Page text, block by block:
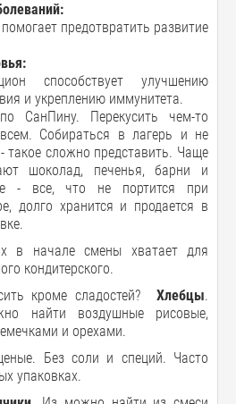
предотвратить развитие
способствует улучшению
и укреплению иммунитета.
СанПину. Перекусить чем-то
всем. Собираться в лагерь и не
такое сложно представить. Чаще
шоколад, печенья, барни и
- все, что не портится при
долго хранится и продается в
в начале смены хватает для
кондитерского.
кроме сладостей? Хлебцы.
найти воздушные рисовые,
и орехами.
Без соли и специй. Часто
упаковках.